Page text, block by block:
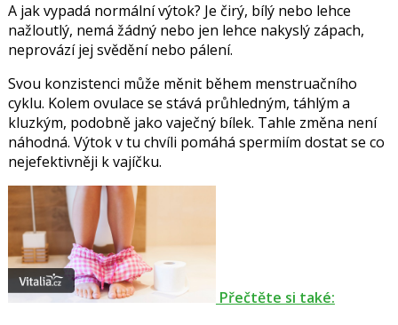
A jak vypadá normální výtok? Je čirý, bílý nebo lehce
nažloutlý, nemá žádný nebo jen lehce nakyslý zápach,
neprovází jej svědění nebo pálení.
Svou konzistenci může měnit během menstruačního
cyklu. Kolem ovulace se stává průhledným, táhlým a
kluzkým, podobně jako vaječný bílek. Tahle změna není
náhodná. Výtok v tu chvíli pomáhá spermiím dostat se co
nejefektivněji k vajíčku.
Přečtěte si také: